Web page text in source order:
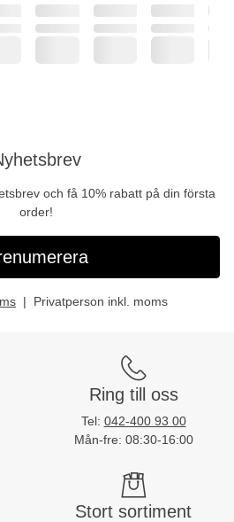
och få 10% rabatt på din första
order!
Privatperson inkl. moms
Ring till oss
Tel: 042-400 93 00
Mån-fre: 08:30-16:00
Stort sortiment